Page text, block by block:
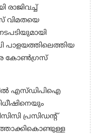
രാജിവച്ച്
വിമതയെ
പാളയത്തിലെത്തിയ
കോണ്‍ഗ്രസ്
എസ്‍ഡിപിഐ
പ്രസിഡന്‍റ്